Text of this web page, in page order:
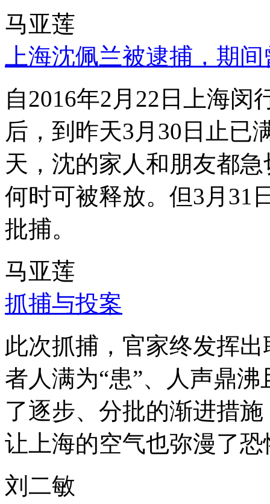
马亚莲
上海沈佩兰被逮捕，期
自2016年2月22日上海
后，到昨天3月30日止已
天，沈的家人和朋友都
何时可被释放。但3月31
批捕。
马亚莲
抓捕与投案
此次抓捕，官家终发挥
者人满为“患”、人声鼎
了逐步、分批的渐进措
让上海的空气也弥漫了
刘二敏